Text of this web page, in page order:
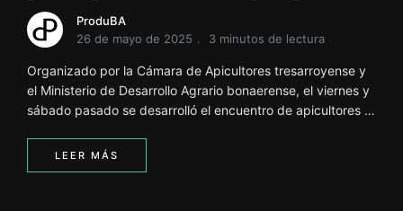
ProduBA
26 de mayo de 2025
3 minutos de lectura
Organizado por la Cámara de Apicultores tresarroyense y
el Ministerio de Desarrollo Agrario bonaerense, el viernes y
sábado pasado se desarrolló el encuentro de apicultores …
LEER MÁS